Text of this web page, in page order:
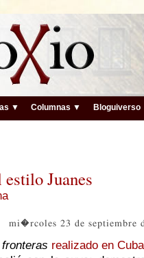
▼ Columnas ▼ Bloguiverso
estilo Juanes
mi�rcoles 23 de septiembre
realizado en Cuba